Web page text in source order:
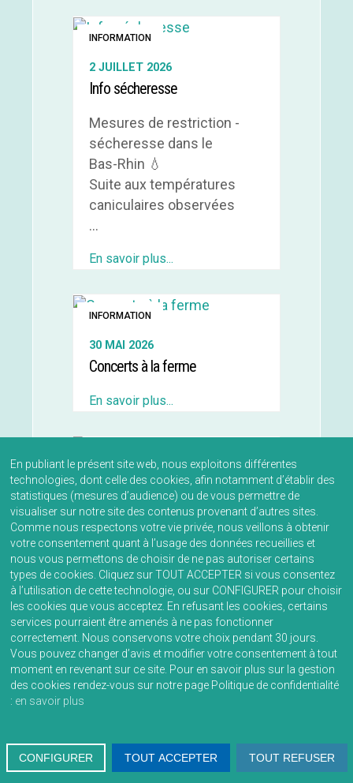
Info sécheresse
INFORMATION
2 JUILLET 2026
Mesures de restriction -
sécheresse dans le
Bas-Rhin 💧
Suite aux températures
caniculaires observées
...
En savoir plus...
Concerts à la ferme
INFORMATION
30 MAI 2026
En savoir plus...
Modification n°2 du PLUi -
Tableau des observations
formulées dans le cadre de
la consultation publique
INFORMATION
13 OCTOBRE 2025
En savoir plus...
En publiant le présent site web, nous exploitons différentes
technologies, dont celle des cookies, afin notamment d’établir des
statistiques (mesures d’audience) ou de vous permettre de
visualiser sur notre site des contenus provenant d’autres sites.
Comme nous respectons votre vie privée, nous veillons à obtenir
votre consentement quant à l’usage des données recueillies et
nous vous permettons de choisir de ne pas autoriser certains
types de cookies. Cliquez sur TOUT ACCEPTER si vous consentez
à l’utilisation de cette technologie, ou sur CONFIGURER pour choisir
les cookies que vous acceptez. En refusant les cookies, certains
services pourraient être amenés à ne pas fonctionner
correctement. Nous conservons votre choix pendant 30 jours.
Vous pouvez changer d’avis et modifier votre consentement à tout
moment en revenant sur ce site. Pour en savoir plus sur la gestion
des cookies rendez-vous sur notre page Politique de confidentialité
: en savoir plus
CONFIGURER TOUT ACCEPTER TOUT REFUSER